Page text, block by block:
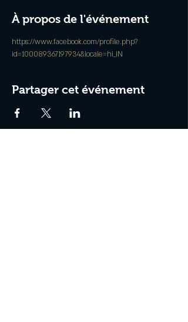
À propos de l'événement
https://www.facebook.com/profile.php?
id=100089367197934&locale=hi_IN
Partager cet événement